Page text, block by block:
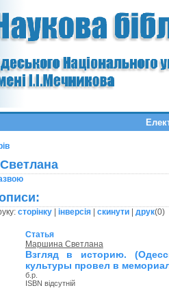
сторінку| інверсія| скинути| друк(0)
Статья
Маршина Светлана
Взгляд в историю.
культуры провел в
б.р.
ISBN відсутній